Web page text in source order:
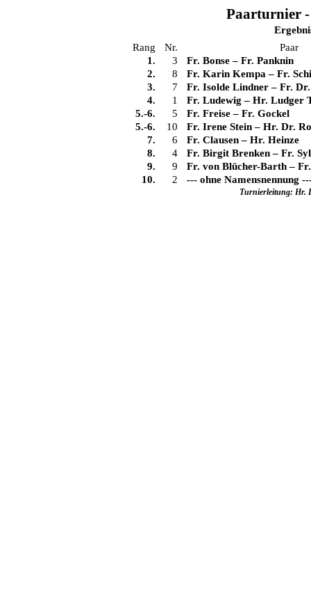
Paarturnier
Rang
Nr.
Paar
1.
3 Fr. Bonse– Fr. Panknin
2.
8 Fr. Karin Kempa – Fr.
3.
7 Fr. Isolde Lindner– Fr.
4.
1 Fr. Ludewig – Hr. Ludger
5.-6.
5 Fr. Freise– Fr. Gockel
5.-6.
10 Fr. Irene Stein– Hr. Dr.
7.
6 Fr. Clausen– Hr. Heinze
8.
4 Fr. Birgit Brenken– Fr.
9.
9 Fr. von Blücher-Barth–
10.
2 --- ohne Namensnennung
Turnierleitung: Hr.